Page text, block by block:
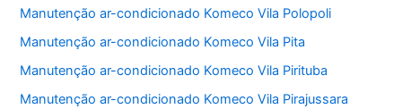
Manutenção ar-condicionado Komeco Vila Polopoli
Manutenção ar-condicionado Komeco Vila Pita
Manutenção ar-condicionado Komeco Vila Pirituba
Manutenção ar-condicionado Komeco Vila Pirajussara